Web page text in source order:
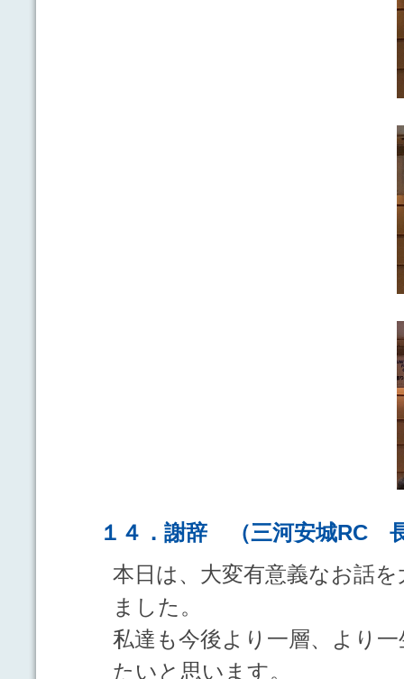
１４．謝辞 （三河安城
本日は、大変有意義なお話
ました。
私達も今後より一層、より
たいと思います。